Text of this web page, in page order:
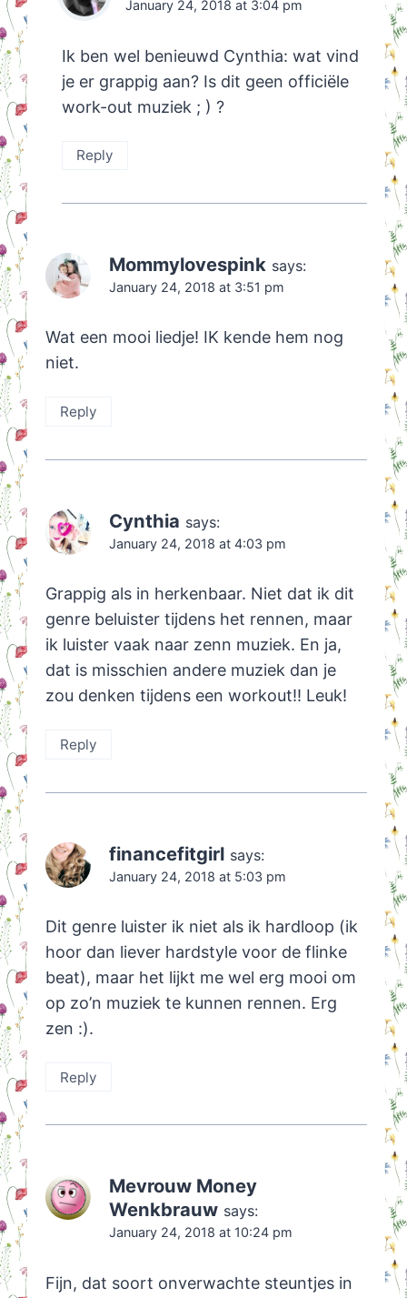
January 24, 2018 at 3:04 pm
Ik ben wel benieuwd Cynthia: wat vind
je er grappig aan? Is dit geen officiële
work-out muziek ; ) ?
Reply
Mommylovespink says:
January 24, 2018 at 3:51 pm
Wat een mooi liedje! IK kende hem nog
niet.
Reply
Cynthia says:
January 24, 2018 at 4:03 pm
Grappig als in herkenbaar. Niet dat ik dit
genre beluister tijdens het rennen, maar
ik luister vaak naar zenn muziek. En ja,
dat is misschien andere muziek dan je
zou denken tijdens een workout!! Leuk!
Reply
financefitgirl says:
January 24, 2018 at 5:03 pm
Dit genre luister ik niet als ik hardloop (ik
hoor dan liever hardstyle voor de flinke
beat), maar het lijkt me wel erg mooi om
op zo’n muziek te kunnen rennen. Erg
zen :).
Reply
Mevrouw Money
Wenkbrauw says:
January 24, 2018 at 10:24 pm
Fijn, dat soort onverwachte steuntjes in